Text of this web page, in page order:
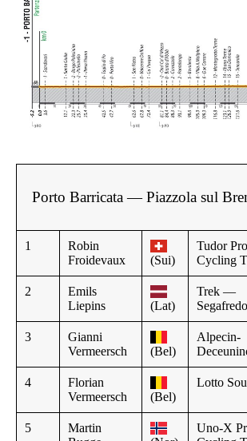
Porto Barricata — Piazzola sul
1
Robin
Froidevaux
(Sui)
Tudor Pro
Cycling
2
Emils
Liepins
(Lat)
Trek —
Segafredo
3
Gianni
Vermeersch
(Bel)
Alpecin-
4
Florian
Vermeersch
(Bel)
Lotto
5
Martin
Uno-X